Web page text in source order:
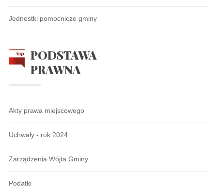
Jednostki pomocnicze gminy
PODSTAWA
PRAWNA
Akty prawa miejscowego
Uchwały - rok 2024
Zarządzenia Wójta Gminy
Podatki